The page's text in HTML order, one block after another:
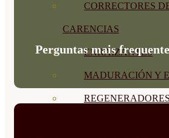
CORRECTORES
CARENCIAS
ENRAIZANTES
MADURACIÓN Y
Perguntas mais